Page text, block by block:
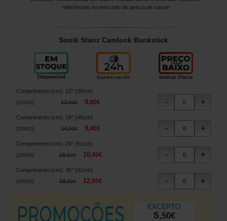
referências no mercado de pesca de carpa!
Sonik Stanz Camlock Bankstick
Comprimento (cm): 12" (30cm)
205652] 13,90€ 9,90€
Comprimento (cm): 18" (46cm)
205653 ] 14,90€ 9,40€
Comprimento (cm): 24" (61cm)
205654] 15,90€ 10,40€
Comprimento (cm): 36" (91cm)
205655] 18,90€ 12,90€
5,50€